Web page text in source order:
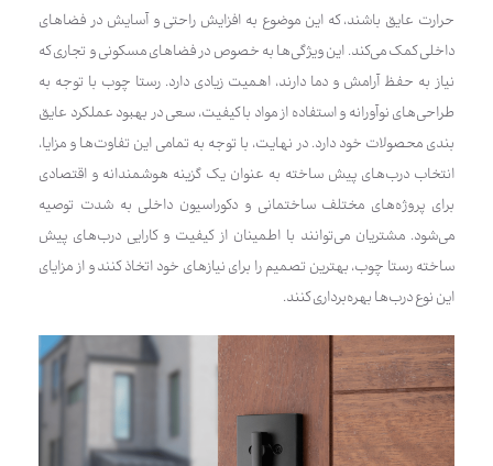
حرارت عایق باشند، که این موضوع به افزایش راحتی و آسایش در فضاهای
داخلی کمک می‌کند. این ویژگی‌ها به خصوص در فضاهای مسکونی و تجاری که
نیاز به حفظ آرامش و دما دارند، اهمیت زیادی دارد. رستا چوب با توجه به
طراحی‌های نوآورانه و استفاده از مواد با کیفیت، سعی در بهبود عملکرد عایق
بندی محصولات خود دارد. در نهایت، با توجه به تمامی این تفاوت‌ها و مزایا،
انتخاب درب‌های پیش ساخته به عنوان یک گزینه هوشمندانه و اقتصادی
برای پروژه‌های مختلف ساختمانی و دکوراسیون داخلی به شدت توصیه
می‌شود. مشتریان می‌توانند با اطمینان از کیفیت و کارایی درب‌های پیش
ساخته رستا چوب، بهترین تصمیم را برای نیازهای خود اتخاذ کنند و از مزایای
این نوع درب‌ها بهره‌برداری کنند.